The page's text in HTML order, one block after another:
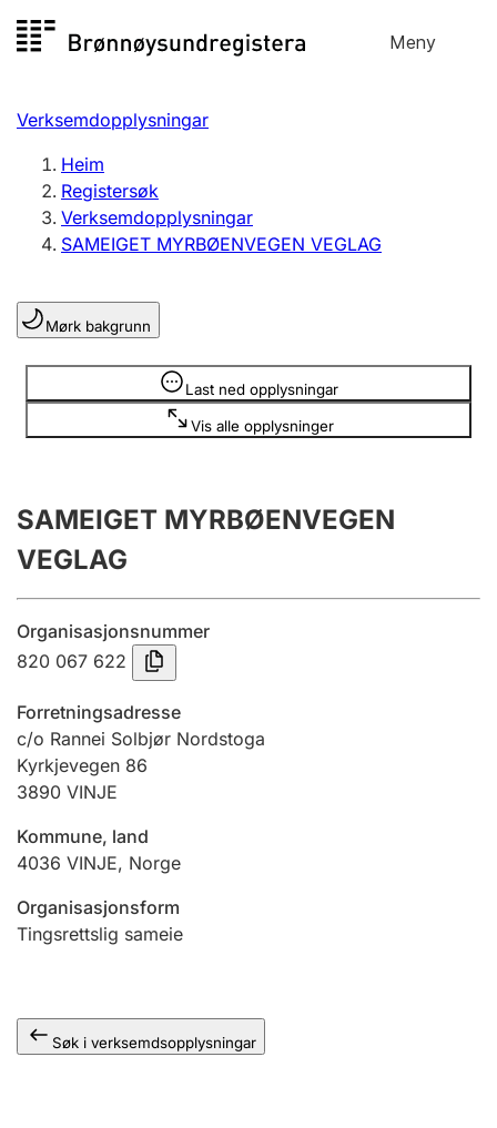
til
Meny
Registersøk
Aksjeselskap
Enkeltpersonføretak
Registrere, endre, slette
Lag og foreining
Registrere, endre, slette
Årsrekneskap
Innsending og forseinkingsgebyr
Tinglysing
Jeger
Betaling og jegeravgiftskort
Ektepaktrettleiaren
Andre tema
Verksemdopplysningar
Heim
Registersøk
Verksemdopplysningar
SAMEIGET MYRBØENVEGEN VEGLAG
Mørk bakgrunn
Last ned opplysningar
Vis alle opplysninger
Opplysninger er skjult
SAMEIGET MYRBØENVEGEN
VEGLAG
Organisasjonsnummer
820 067 622
Forretningsadresse
c/o Rannei Solbjør Nordstoga
Kyrkjevegen 86
3890 VINJE
Kommune, land
4036 VINJE, Norge
Organisasjonsform
Tingsrettslig sameie
Søk i verksemdsopplysningar